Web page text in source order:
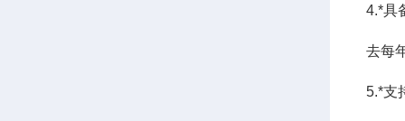
4.*具
去每
5.*支